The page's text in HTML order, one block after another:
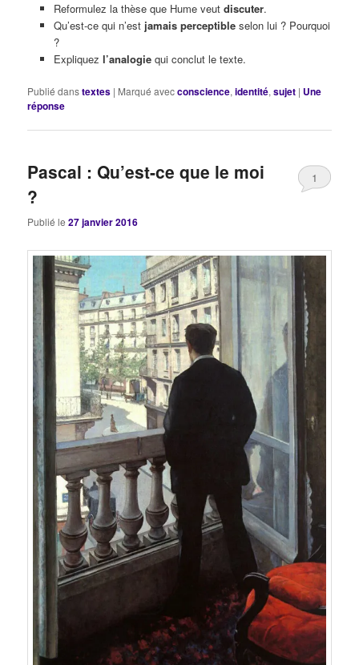
Reformulez la thèse que Hume veut discuter.
Qu’est-ce qui n’est jamais perceptibleselon lui ? Pourquoi
?
Expliquez l’analogiequi conclut le texte.
Publié danstextes | Marqué avecconscience,identité,sujet | Une
réponse
Pascal : Qu’est-ce que le moi
?
Publié le27 janvier 2016
1